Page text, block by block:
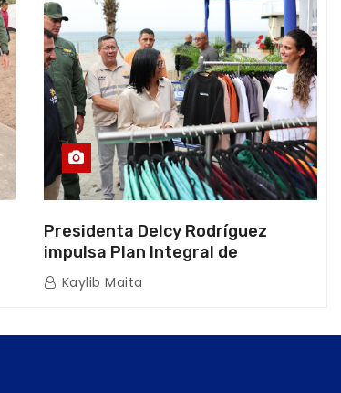
Presidenta Delcy Rodríguez
impulsa Plan Integral de
Reactivación Económica en La
Guaira
Kaylib Maita